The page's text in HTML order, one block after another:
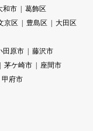
和市
葛飾区
京区 豊島区
大田区
田原市
藤沢市
茅ケ崎市
座間市
甲府市